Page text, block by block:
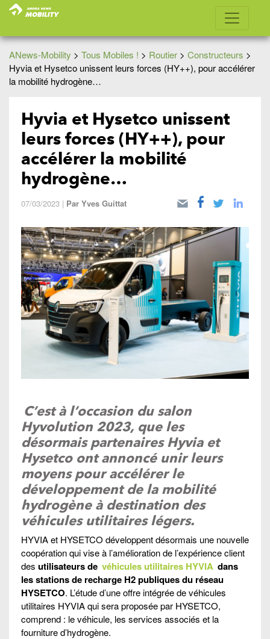
ANews-Mobility > Tous Mobiles ! > Routier > Constructeurs >
Hyvia et Hysetco unissent leurs forces (HY++), pour accélérer
la mobilité hydrogène…
Hyvia et Hysetco unissent
leurs forces (HY++), pour
accélérer la mobilité
hydrogène…
07/03/2023 | Par Yves Guittat
C’est à l’occasion du salon
Hyvolution 2023, que les
désormais partenaires Hyvia et
Hysetco ont annoncé unir leurs
moyens pour accélérer le
développement de la mobilité
hydrogène à destination des
véhicules utilitaires légers.
HYVIA et HYSETCO développent désormais une nouvelle
coopération qui vise à l’amélioration de l’expérience client
des utilisateurs de véhicules utilitaires HYVIA dans
les stations de recharge H2 publiques du réseau
HYSETCO. L’étude d’une offre intégrée de véhicules
utilitaires HYVIA qui sera proposée par HYSETCO,
comprend : le véhicule, les services associés et la
fourniture d’hydrogène.